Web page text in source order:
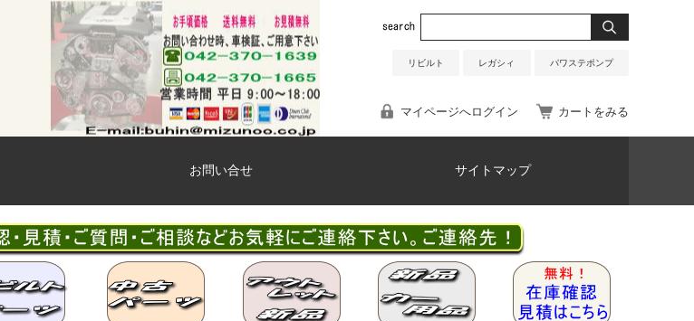
リビルト レガシィ パワステポンプ
マイページへログイン カートをみる
お問い合せ サイトマップ